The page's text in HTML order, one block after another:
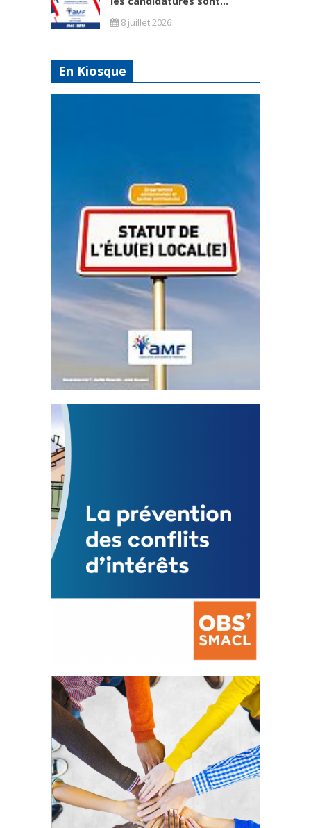
8 juillet 2026
En Kiosque
Statut de l’élu local
3 avril 2024
Mise à jour avril 2024
FEUILLETER
La prévention des conflits
d’intérêts
18 septembre 2023
FEUILLETER